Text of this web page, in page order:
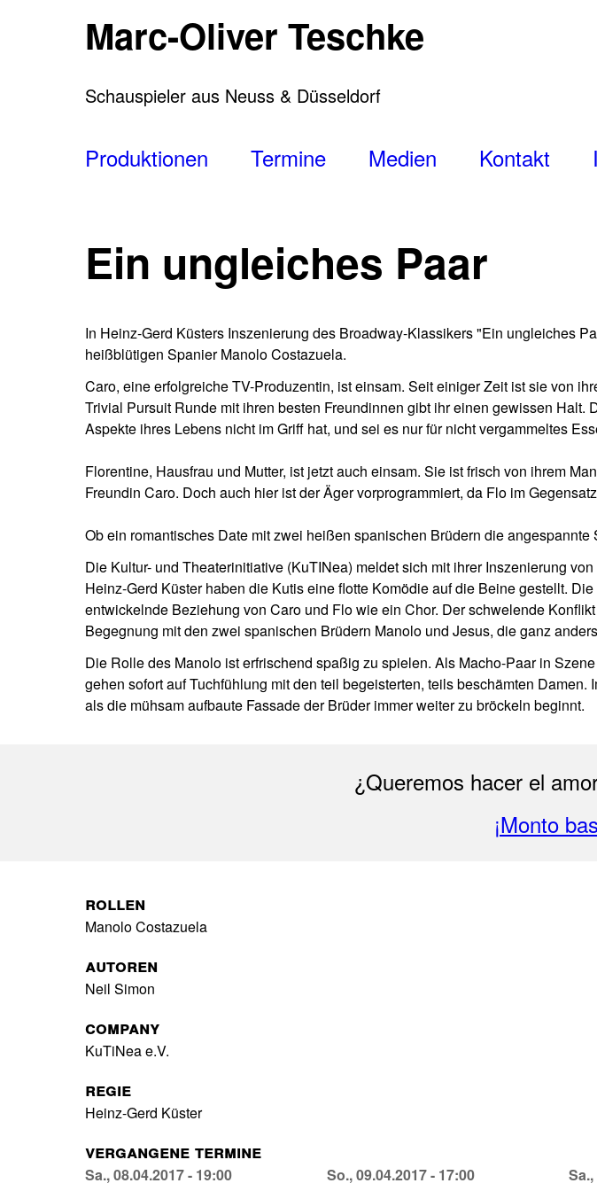
Marc-Oliver Teschke
Schauspieler aus Neuss & Düsseldorf
Produktionen Termine Medien Kontakt
Ein ungleiches Paar
In Heinz-Gerd Küsters Inszenierung des Broadway-Klassikers "Ein ungleiches
heißblütigen Spanier Manolo Costazuela.
Caro, eine erfolgreiche TV-Produzentin, ist einsam. Seit einiger Zeit ist sie von
Trivial Pursuit Runde mit ihren besten Freundinnen gibt ihr einen gewissen
Aspekte ihres Lebens nicht im Griff hat, und sei es nur für nicht vergammeltes
Florentine, Hausfrau und Mutter, ist jetzt auch einsam. Sie ist frisch von ihrem
Freundin Caro. Doch auch hier ist der Äger vorprogrammiert, da Flo im
Ob ein romantisches Date mit zwei heißen spanischen Brüdern die angespannte
Die Kultur- und Theaterinitiative (KuTINea) meldet sich mit ihrer Inszenierung
Heinz-Gerd Küster haben die Kutis eine flotte Komödie auf die Beine gestellt.
entwickelnde Beziehung von Caro und Flo wie ein Chor. Der schwelende
Begegnung mit den zwei spanischen Brüdern Manolo und Jesus, die ganz
Die Rolle des Manolo ist erfrischend spaßig zu spielen. Als Macho-Paar in
gehen sofort auf Tuchfühlung mit den teil begeisterten, teils beschämten
als die mühsam aufbaute Fassade der Brüder immer weiter zu bröckeln beginnt.
¿Queremos hacer el
¡Monto
Rollen
Manolo Costazuela
Autoren
Neil Simon
Company
KuTiNea e.V.
Regie
Heinz-Gerd Küster
Vergangene Termine
Ein
Sa., 08.04.2017 - 19:00
Ein
So., 09.04.2017 - 17:00
Ein